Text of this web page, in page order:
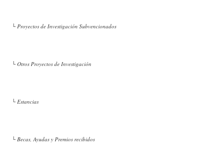
└ Proyectos de Investigación Subvencionados
└ Otros Proyectos de Investigación
└ Estancias
└ Becas, Ayudas y Premios recibidos